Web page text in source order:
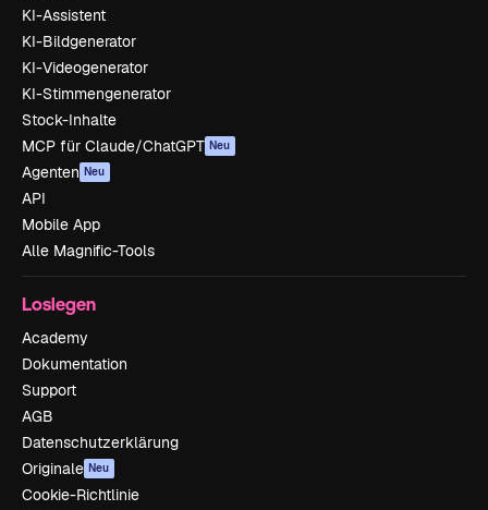
KI-Assistent
KI-Bildgenerator
KI-Videogenerator
KI-Stimmengenerator
Stock-Inhalte
MCP für Claude/ChatGPT Neu
Agenten Neu
API
Mobile App
Alle Magnific-Tools
Loslegen
Academy
Dokumentation
Support
AGB
Datenschutzerklärung
Originale Neu
Cookie-Richtlinie